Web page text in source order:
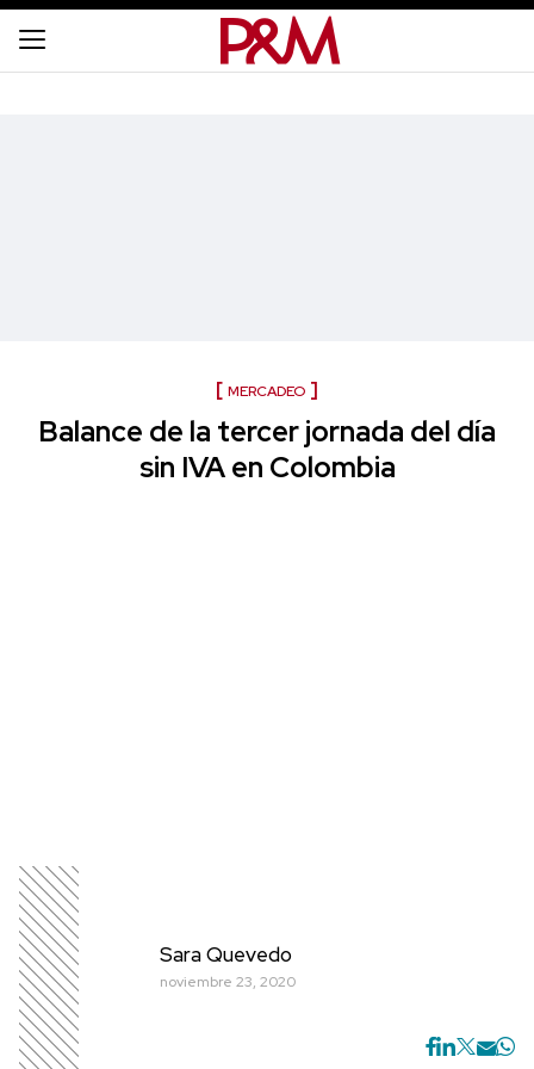
MERCADEO
Balance de la tercer jornada del día
sin IVA en Colombia
Sara Quevedo
noviembre 23, 2020